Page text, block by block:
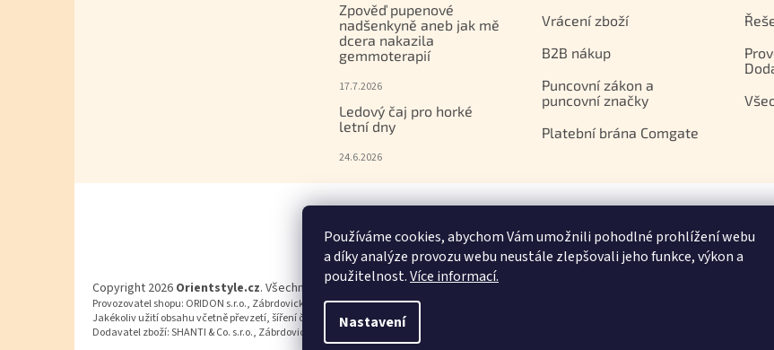
Používáme cookies, abychom Vám umožnili pohodlné prohlížení webu
a díky analýze provozu webu neustále zlepšovali jeho funkce, výkon a
použitelnost.Více informací.
Nastavení
Zpověď pupenové
nadšenkyně aneb jak mě
dcera nakazila
gemmoterapií
17.7.2026
Ledový čaj pro horké
letní dny
24.6.2026
Vrácení zboží
B2B nákup
Puncovní zákon a
puncovní značky
Platební brána Comgate
Copyright 2026 Orientstyle.cz. Všechna práva vyhrazena.
Provozovatel shopu: ORIDON s.r.o., Zábrdovická 917/11b, 615 00 Brno, IČ 29366844
Jakékoliv užití obsahu včetně převzetí, šíření či dalšího zpřístupňování článků a fotografií je bez souhlasu ORIDON s.r.o. zakázáno.
Dodavatel zboží: SHANTI & Co. s.r.o., Zábrdovická 801/11, 615 00 Brno, IČ 25549154